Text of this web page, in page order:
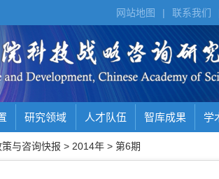
联系我们
|
网站地图
研究领域 人才队伍 智库成果 学
与咨询快报 > 2014年 > 第6期